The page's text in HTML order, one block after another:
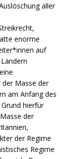
aller
enorme
auf
Masse der
am Anfang des
hierfür
der
der Regime
Regime